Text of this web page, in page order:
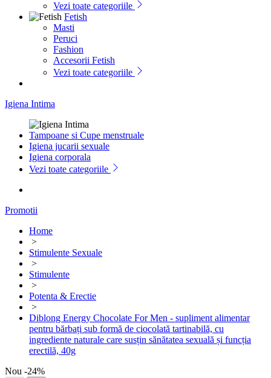
Vezi toate categoriile
Fetish
Masti
Peruci
Fashion
Accesorii Fetish
Vezi toate categoriile
Igiena Intima
Tampoane si Cupe menstruale
Igiena jucarii sexuale
Igiena corporala
Vezi toate categoriile
Promotii
Home
>
Stimulente Sexuale
>
Stimulente
>
Potenta & Erectie
>
Diblong Energy Chocolate For Men - supliment alimentar
pentru bărbați sub formă de ciocolată tartinabilă, cu
ingrediente naturale care susțin sănătatea sexuală și funcția
erectilă, 40g
Nou -24%